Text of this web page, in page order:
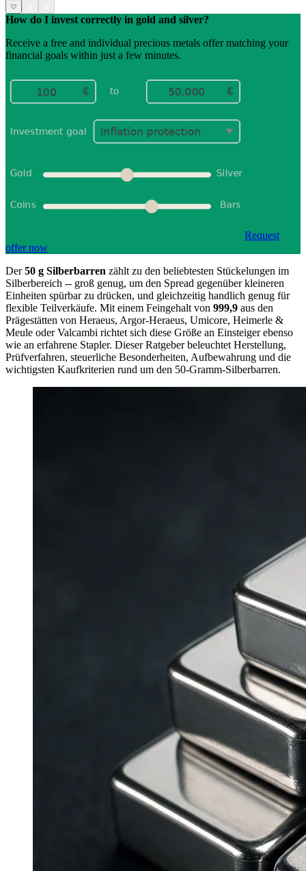
How do I invest correctly in gold and silver?
Receive a free and individual precious metals offer matching your
financial goals within just a few minutes.
Request
offer now
Der50 g Silberbarren zählt zu den beliebtesten Stückelungen im
Silberbereich -- groß genug, um den Spread gegenüber kleineren
Einheiten spürbar zu drücken, und gleichzeitig handlich genug für
flexible Teilverkäufe. Mit einem Feingehalt von 999,9 aus den
Prägestätten von Heraeus, Argor-Heraeus, Umicore, Heimerle &
Meule oder Valcambi richtet sich diese Größe an Einsteiger ebenso
wie an erfahrene Stapler. Dieser Ratgeber beleuchtet Herstellung,
Prüfverfahren, steuerliche Besonderheiten, Aufbewahrung und die
wichtigsten Kaufkriterien rund um den 50-Gramm-Silberbarren.